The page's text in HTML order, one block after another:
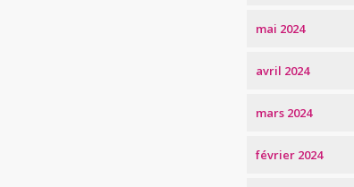
mai 2024
avril 2024
mars 2024
février 2024